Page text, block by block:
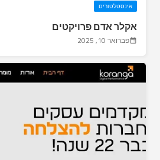
אינסטלטורים
אקלר אדם פרויקטים
פברואר 10, 2025